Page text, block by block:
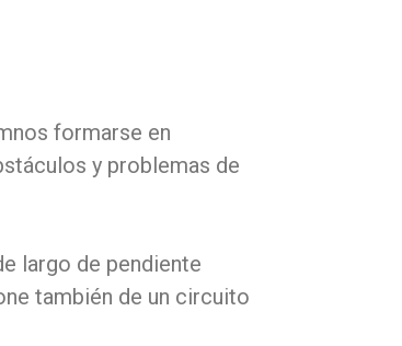
formarse en
y problemas de
largo de pendiente
también de un circuito